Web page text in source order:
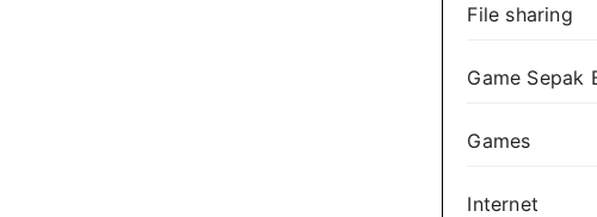
File sharing
Game Sepak
Games
Internet